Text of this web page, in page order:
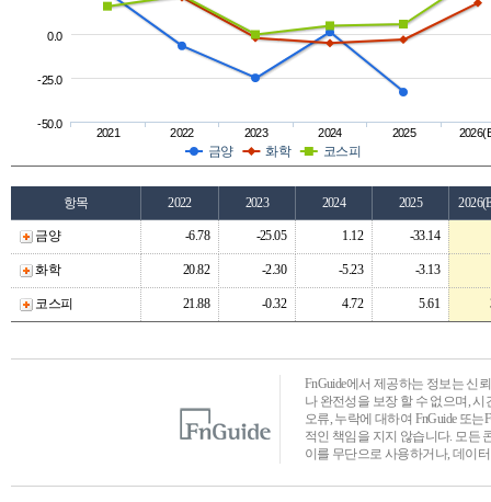
금양 화학 코스피
2021 2022 2023 2024 2025
-50.0
-25.0
0.0
항목 2022 2023 2024 2025
금양 -6.78 -25.05 1.12 -33.14
화학 20.82 -2.30 -5.23 -3.13
코스피 21.88 -0.32 4.72 5.61
FnGuide에서 제공하는 정보는 신
나 완전성을 보장 할 수 없으며,
오류, 누락에 대하여 FnGuide 또
적인 책임을 지지 않습니다. 모든
이를 무단으로 사용하거나, 데이